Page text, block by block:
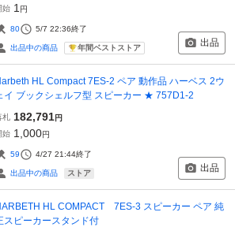
始 1 円
80 5/7 22:36終了
出品中の商品 年間ベストストア 出品
HL Compact 7ES-2 ペア 動作品 ハーベス 2ウ
イ ブックシェルフ型 スピーカー ★ 757D1-2
札 182,791円
始 1,000円
59 4/27 21:44終了
出品中の商品 ストア 出品
HL COMPACT 7ES-3 スピーカー ペア 純
スピーカースタンド付